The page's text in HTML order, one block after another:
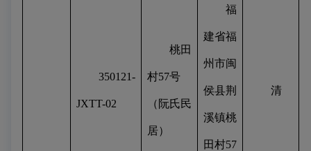
350121-
JXTT-02
桃田
村57号
（阮氏民
居）
福
建省福
州市闽
侯县荆
溪镇桃
田村57
清